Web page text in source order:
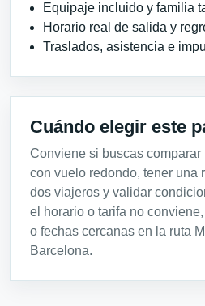
Equipaje incluido y familia
Horario real de salida y
Traslados, asistencia e
Cuándo elegir este
Conviene si buscas
con vuelo redondo, tener una
dos viajeros y validar
el horario o tarifa no
o fechas cercanas en la ruta
Barcelona.